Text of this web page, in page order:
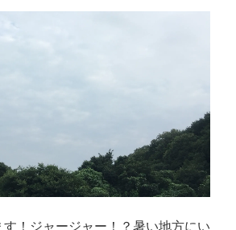
！ジャージャー！？暑い地方にい